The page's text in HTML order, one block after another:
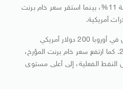
خام غرب تكساس الوسيط بنسبة 11%، بينما استقر سعر خام برنت
وتجاوز سعر العقود الآجلة للديزل في أوروبا 200 دولار أمريكي
للبرميل لأول مرة منذ عام 2022. كما ارتفع سعر خام برنت المؤرخ،
النفط الفعلية، إلى أعلى مستوى